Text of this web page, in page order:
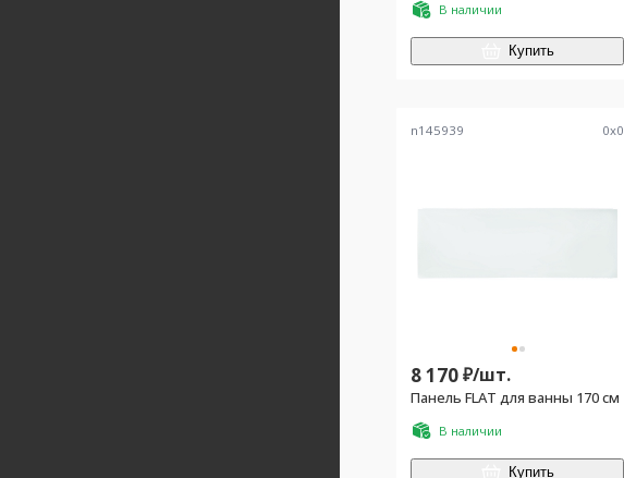
В наличии
Купить
n145939 0x0
8 170₽/шт.
Панель FLAT для ванны 170 см
В наличии
Купить